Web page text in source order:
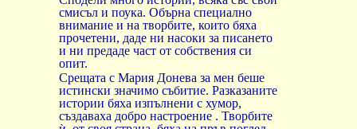
смисъл и поука. Обърна специално
внимание и на творбите, които бяха
прочетени, даде ни насоки за писането
и ни предаде част от собствения си
опит.
Срещата с Мария Донева за мен беше
истински значимо събитие. Разказаните
истории бяха изпълнени с хумор,
създаваха добро настроение . Творбите